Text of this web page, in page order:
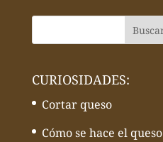
CURIOSIDADES:
Cortar queso
Cómo se hace el queso